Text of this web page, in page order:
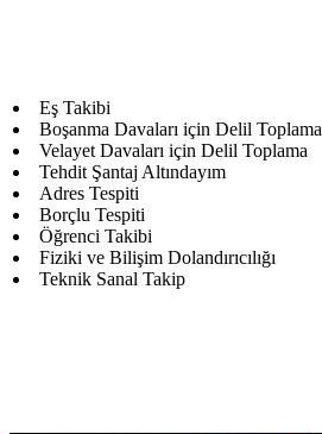
Eş Takibi
Boşanma Davaları için Delil Toplama
Velayet Davaları için Delil Toplama
Tehdit Şantaj Altındayım
Adres Tespiti
Borçlu Tespiti
Öğrenci Takibi
Fiziki ve Bilişim Dolandırıcılığı
Teknik Sanal Takip